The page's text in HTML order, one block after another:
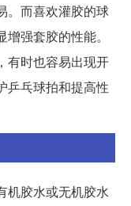
。而喜欢灌胶的球
强套胶的性能。
有时也容易出现开
乒乓球拍和提高性
机胶水或无机胶水